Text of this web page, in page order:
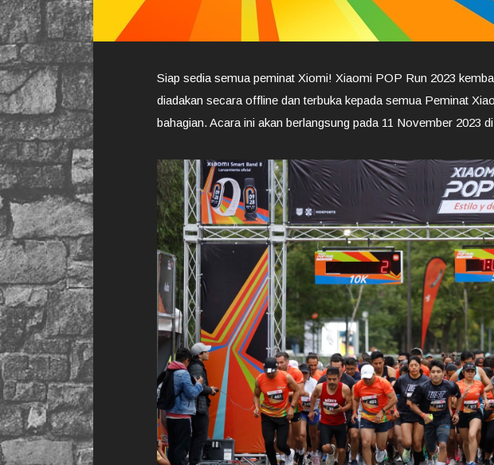
Siap sedia semua peminat Xiomi! Xiaomi POP Run 2023
diadakan secara offline dan terbuka kepada semua Peminat
bahagian. Acara ini akan berlangsung pada 11 November 2023